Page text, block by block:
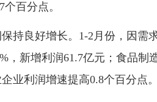
百分点。
良好增长。1-2月份，因需
，新增利润61.7亿元；食品制
业利润增速提高0.8个百分点。